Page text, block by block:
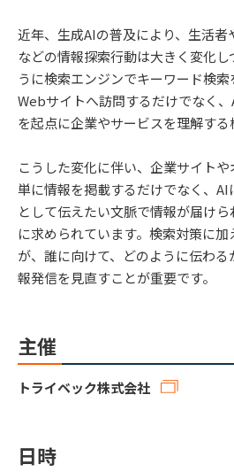
近年、生成AIの普及により、生活
などの情報探索行動は大きく変化
うに検索エンジンでキーワード検
Webサイトへ訪問するだけでなく
を起点に企業やサービスを理解する
こうした変化に伴い、企業サイトや
単に情報を掲載するだけでなく、
として伝えたい文脈で情報が届け
に求められています。検索対策に
が、誰に向けて、どのように伝わ
報発信を見直すことが重要です。
主催
トライベック株式会社
日時